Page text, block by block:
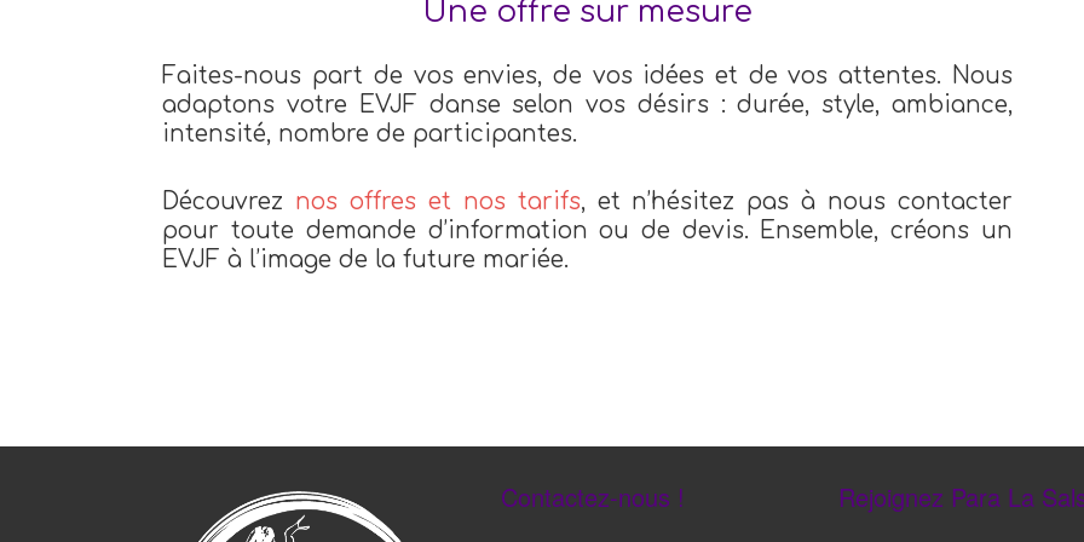
Une offre sur mesure
Faites-nous part de vos envies, de vos idées et de vos attentes. Nous
adaptons votre EVJF danse selon vos désirs : durée, style, ambiance,
intensité, nombre de participantes.
Découvrez nos offres et nos tarifs, et n’hésitez pas à nous contacter
pour toute demande d’information ou de devis. Ensemble, créons un
EVJF à l’image de la future mariée.
Contactez-nous ! Rejoignez Para La